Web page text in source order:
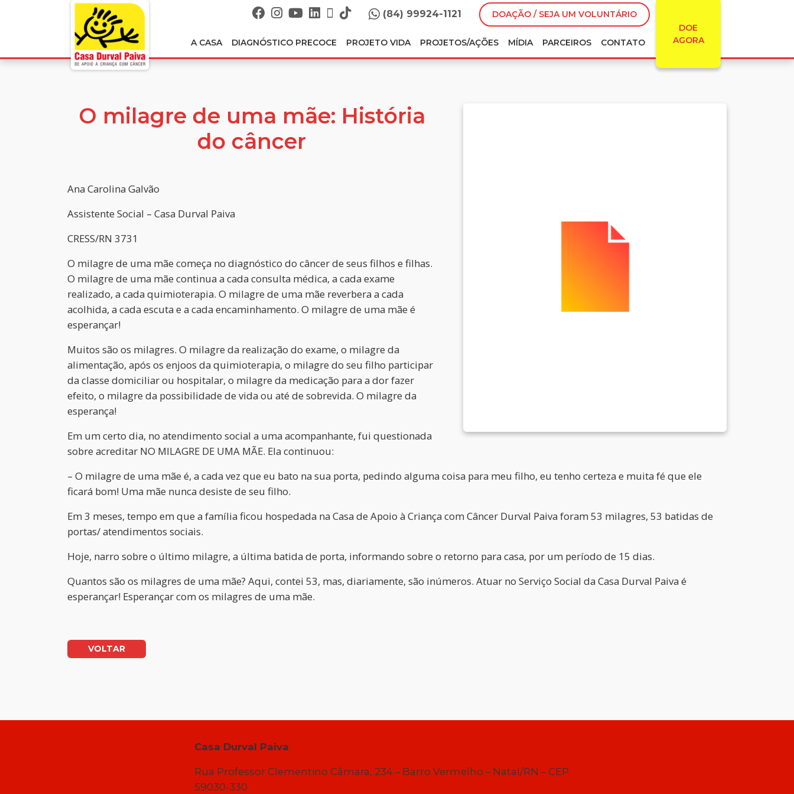
(84) 99924-1121
DOAÇÃO / SEJA UM VOLUNTÁRIO
DOE
AGORA
A CASA DIAGNÓSTICO PRECOCE PROJETO VIDA PROJETOS/AÇÕES MÍDIA PARCEIROS CONTATO
O milagre de uma mãe: História
do câncer
Ana Carolina Galvão
Assistente Social – Casa Durval Paiva
CRESS/RN 3731
O milagre de uma mãe começa no diagnóstico do câncer de seus filhos e filhas.
O milagre de uma mãe continua a cada consulta médica, a cada exame
realizado, a cada quimioterapia. O milagre de uma mãe reverbera a cada
acolhida, a cada escuta e a cada encaminhamento. O milagre de uma mãe é
esperançar!
Muitos são os milagres. O milagre da realização do exame, o milagre da
alimentação, após os enjoos da quimioterapia, o milagre do seu filho participar
da classe domiciliar ou hospitalar, o milagre da medicação para a dor fazer
efeito, o milagre da possibilidade de vida ou até de sobrevida. O milagre da
esperança!
Em um certo dia, no atendimento social a uma acompanhante, fui questionada
sobre acreditar NO MILAGRE DE UMA MÃE. Ela continuou:
– O milagre de uma mãe é, a cada vez que eu bato na sua porta, pedindo alguma coisa para meu filho, eu tenho certeza e muita fé que ele
ficará bom! Uma mãe nunca desiste de seu filho.
Em 3 meses, tempo em que a família ficou hospedada na Casa de Apoio à Criança com Câncer Durval Paiva foram 53 milagres, 53 batidas de
portas/ atendimentos sociais.
Hoje, narro sobre o último milagre, a última batida de porta, informando sobre o retorno para casa, por um período de 15 dias.
Quantos são os milagres de uma mãe? Aqui, contei 53, mas, diariamente, são inúmeros. Atuar no Serviço Social da Casa Durval Paiva é
esperançar! Esperançar com os milagres de uma mãe.
VOLTAR
Casa Durval Paiva
Rua Professor Clementino Câmara, 234 – Barro Vermelho – Natal/RN – CEP
59030-330